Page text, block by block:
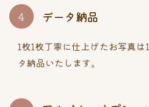
データ納品
1枚1枚丁寧に仕上げたお写真は
タ納品いたします。